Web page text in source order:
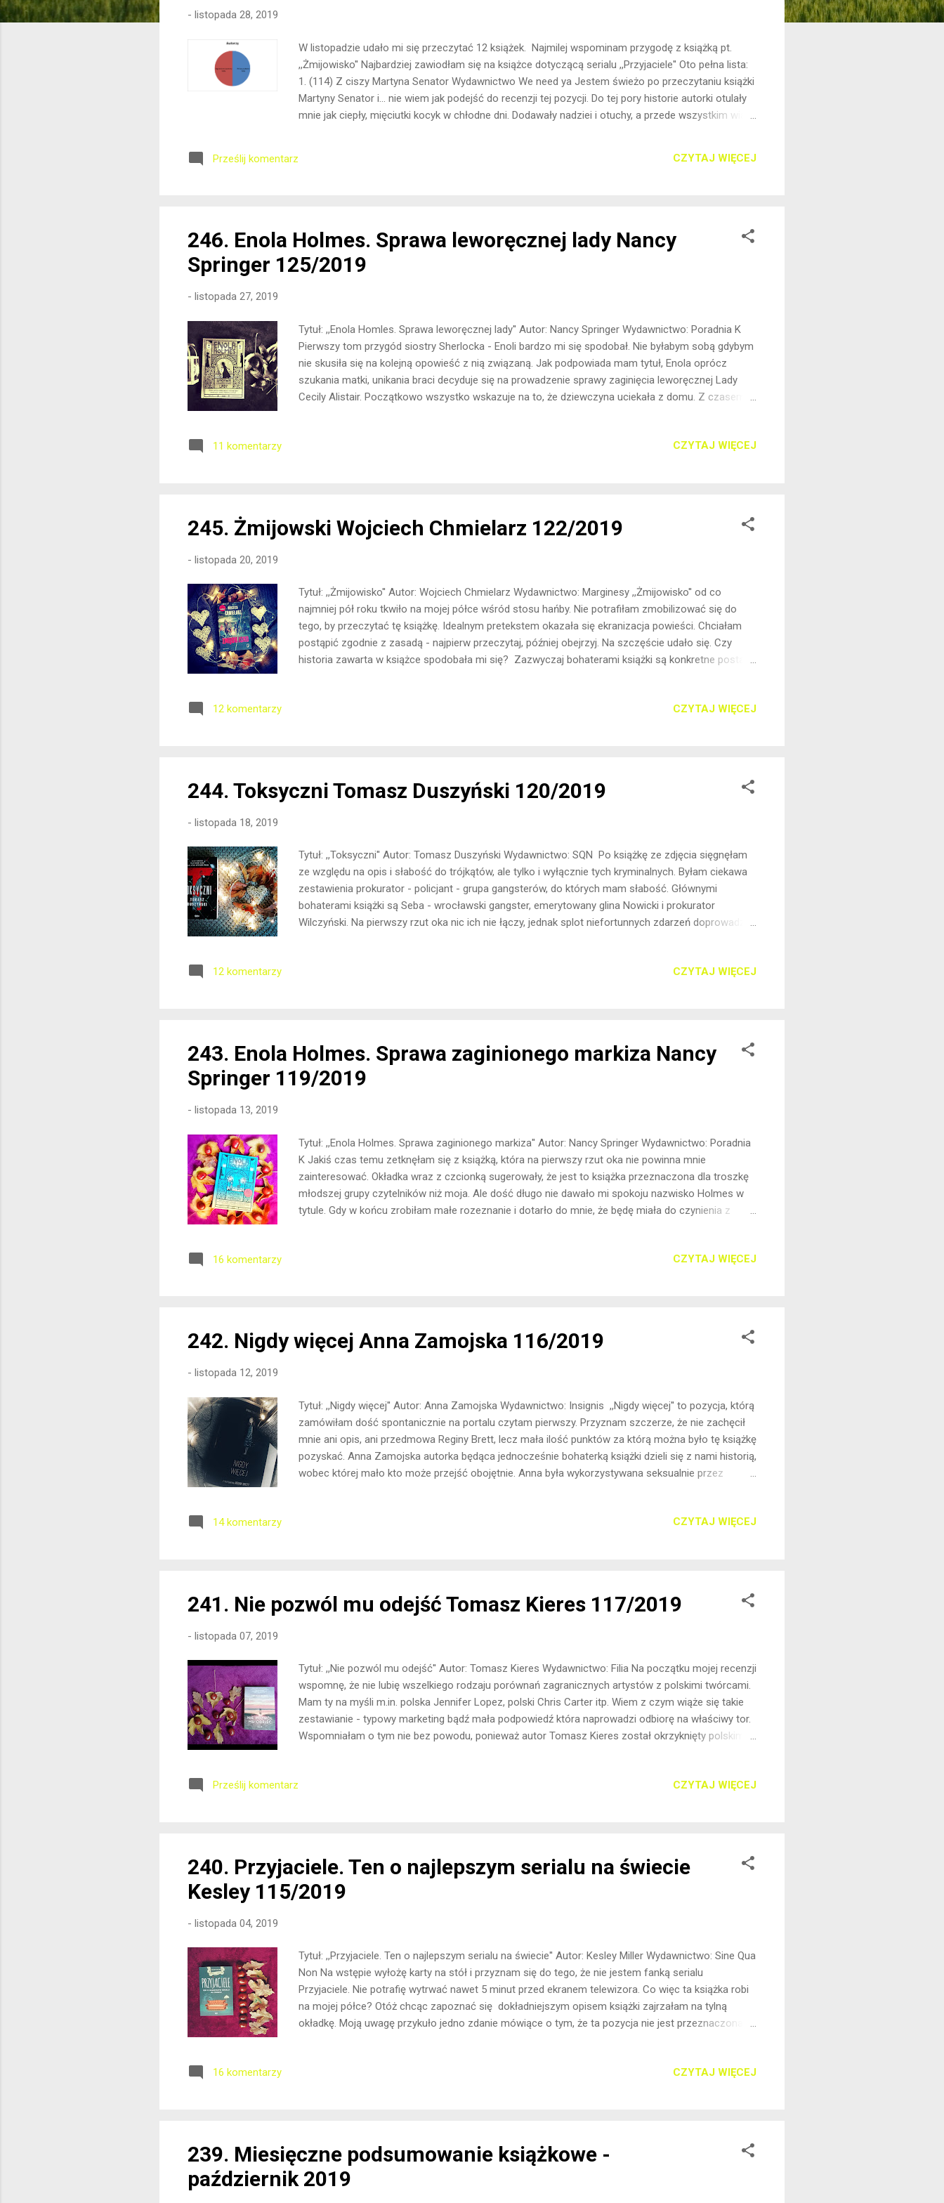
- listopada 28, 2019
W listopadzie udało mi się przeczytać 12 książek. Najmilej wspominam przygodę z książką pt.
,,Żmijowisko'' Najbardziej zawiodłam się na książce dotyczącą serialu ,,Przyjaciele'' Oto pełna lista:
1. (114) Z ciszy Martyna Senator Wydawnictwo We need ya Jestem świeżo po przeczytaniu książki
Martyny Senator i... nie wiem jak podejść do recenzji tej pozycji. Do tej pory historie autorki otulały
mnie jak ciepły, mięciutki kocyk w chłodne dni. Dodawały nadziei i otuchy, a przede wszystkim wiarę
tematy tj. utrata bliskiej osoby, znęcanie się nad zwierzętami, czy gwałt. Osobiście dla mnie było to
Prześlij komentarz CZYTAJ WIĘCEJ
246. Enola Holmes. Sprawa leworęcznej lady Nancy
Springer 125/2019
- listopada 27, 2019
Tytuł: ,,Enola Homles. Sprawa leworęcznej lady'' Autor: Nancy Springer Wydawnictwo: Poradnia K
Pierwszy tom przygód siostry Sherlocka - Enoli bardzo mi się spodobał. Nie byłabym sobą gdybym
nie skusiła się na kolejną opowieść z nią związaną. Jak podpowiada mam tytuł, Enola oprócz
szukania matki, unikania braci decyduje się na prowadzenie sprawy zaginięcia leworęcznej Lady
Cecily Alistair. Początkowo wszystko wskazuje na to, że dziewczyna uciekała z domu. Z czasem
niej nic co przykułoby moją uwagę, sprawa jaką prowadziła główna bohaterka był nudna. Książka,
11 komentarzy CZYTAJ WIĘCEJ
245. Żmijowski Wojciech Chmielarz 122/2019
- listopada 20, 2019
Tytuł: ,,Żmijowisko'' Autor: Wojciech Chmielarz Wydawnictwo: Marginesy ,,Żmijowisko'' od co
najmniej pół roku tkwiło na mojej półce wśród stosu hańby. Nie potrafiłam zmobilizować się do
tego, by przeczytać tę książkę. Idealnym pretekstem okazała się ekranizacja powieści. Chciałam
postąpić zgodnie z zasadą - najpierw przeczytaj, później obejrzyj. Na szczęście udało się. Czy
historia zawarta w książce spodobała mi się? Zazwyczaj bohaterami książki są konkretne postaci.
Kamili - 15-letnia Ada. Poszukiwania dziewczyny nie przynoszą rezultatów. Rok później ojciec
12 komentarzy CZYTAJ WIĘCEJ
244. Toksyczni Tomasz Duszyński 120/2019
- listopada 18, 2019
Tytuł: ,,Toksyczni'' Autor: Tomasz Duszyński Wydawnictwo: SQN Po książkę ze zdjęcia sięgnęłam
ze względu na opis i słabość do trójkątów, ale tylko i wyłącznie tych kryminalnych. Byłam ciekawa
zestawienia prokurator - policjant - grupa gangsterów, do których mam słabość. Głównymi
bohaterami książki są Seba - wrocławski gangster, emerytowany glina Nowicki i prokurator
Wilczyński. Na pierwszy rzut oka nic ich nie łączy, jednak splot niefortunnych zdarzeń doprowadzi
czytanie dość opornie mi szło. Nie patrzyłam zbyt szeroko i nie zobaczyłam pewnych powiązań od
12 komentarzy CZYTAJ WIĘCEJ
243. Enola Holmes. Sprawa zaginionego markiza Nancy
Springer 119/2019
- listopada 13, 2019
Tytuł: ,,Enola Holmes. Sprawa zaginionego markiza'' Autor: Nancy Springer Wydawnictwo: Poradnia
K Jakiś czas temu zetknęłam się z książką, która na pierwszy rzut oka nie powinna mnie
zainteresować. Okładka wraz z czcionką sugerowały, że jest to książka przeznaczona dla troszkę
młodszej grupy czytelników niż moja. Ale dość długo nie dawało mi spokoju nazwisko Holmes w
tytule. Gdy w końcu zrobiłam małe rozeznanie i dotarło do mnie, że będę miała do czynienia z
tajemniczych okolicznościach. Nie zważając na niebezpieczeństwa jakie mogą ją spotkać poza
16 komentarzy CZYTAJ WIĘCEJ
242. Nigdy więcej Anna Zamojska 116/2019
- listopada 12, 2019
Tytuł: ,,Nigdy więcej'' Autor: Anna Zamojska Wydawnictwo: Insignis ,,Nigdy więcej'' to pozycja, którą
zamówiłam dość spontanicznie na portalu czytam pierwszy. Przyznam szczerze, że nie zachęcił
mnie ani opis, ani przedmowa Reginy Brett, lecz mała ilość punktów za którą można było tę książkę
pozyskać. Anna Zamojska autorka będąca jednocześnie bohaterką książki dzieli się z nami historią,
wobec której mało kto może przejść obojętnie. Anna była wykorzystywana seksualnie przez
abym mogła pokochać siebie i innych oraz udowodnić sobie, i tylko sobie, że cuda się zdarzają“.
14 komentarzy CZYTAJ WIĘCEJ
241. Nie pozwól mu odejść Tomasz Kieres 117/2019
- listopada 07, 2019
Tytuł: ,,Nie pozwól mu odejść'' Autor: Tomasz Kieres Wydawnictwo: Filia Na początku mojej recenzji
wspomnę, że nie lubię wszelkiego rodzaju porównań zagranicznych artystów z polskimi twórcami.
Mam ty na myśli m.in. polska Jennifer Lopez, polski Chris Carter itp. Wiem z czym wiąże się takie
zestawianie - typowy marketing bądź mała podpowiedź która naprowadzi odbiorę na właściwy tor.
Wspomniałam o tym nie bez powodu, ponieważ autor Tomasz Kieres został okrzyknięty polskim
zafundował niezły wyciskacz łez. Kamil i Lena poznali się podczas wakacji nad morzem. On po
Prześlij komentarz CZYTAJ WIĘCEJ
240. Przyjaciele. Ten o najlepszym serialu na świecie
Kesley 115/2019
- listopada 04, 2019
Tytuł: ,,Przyjaciele. Ten o najlepszym serialu na świecie'' Autor: Kesley Miller Wydawnictwo: Sine Qua
Non Na wstępie wyłożę karty na stół i przyznam się do tego, że nie jestem fanką serialu
Przyjaciele. Nie potrafię wytrwać nawet 5 minut przed ekranem telewizora. Co więc ta książka robi
na mojej półce? Otóż chcąc zapoznać się dokładniejszym opisem książki zajrzałam na tylną
okładkę. Moją uwagę przykuło jedno zdanie mówiące o tym, że ta pozycja nie jest przeznaczona
szczegółowy sposób. Książka została podzielona na kilka etapów a właściwie części w których
16 komentarzy CZYTAJ WIĘCEJ
239. Miesięczne podsumowanie książkowe -
październik 2019